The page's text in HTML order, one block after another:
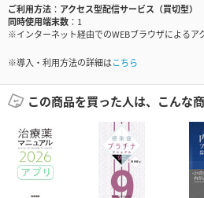
ご利用方法
アクセス型配信サービス（買切型）
同時使用端末数
1
※インターネット経由でのWEBブラウザによるア
※導入・利用方法の詳細はこちら
この商品を買った人は、こんな